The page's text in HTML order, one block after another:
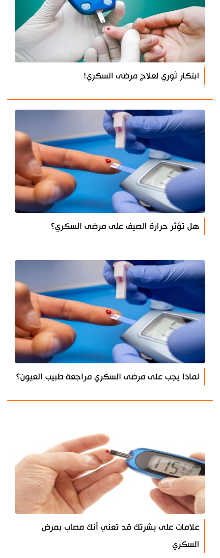
ابتكار ثوري لعلاج مرضى السكري!
هل تؤثر حرارة الصيف على مرضى السكري؟
لماذا يجب على مرضى السكري مراجعة طبيب العيون؟
علامات على بشرتك قد تعني أنك مصاب بمرض
السكري